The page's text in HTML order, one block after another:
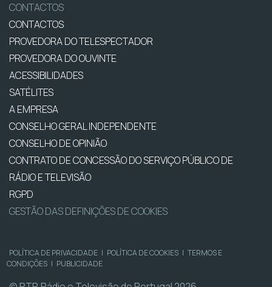
CONTACTOS
CONTACTOS
PROVEDORA DO TELESPECTADOR
PROVEDORA DO OUVINTE
ACESSIBILIDADES
SATÉLITES
A EMPRESA
CONSELHO GERAL INDEPENDENTE
CONSELHO DE OPINIÃO
CONTRATO DE CONCESSÃO DO SERVIÇO PÚBLICO DE
RÁDIO E TELEVISÃO
RGPD
GESTÃO DAS DEFINIÇÕES DE COOKIES
POLÍTICA DE PRIVACIDADE | POLÍTICA DE COOKIES | TERMOS E
CONDIÇÕES | PUBLICIDADE